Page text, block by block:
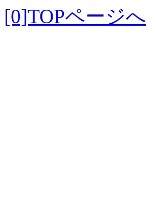
[0]TOPページへ